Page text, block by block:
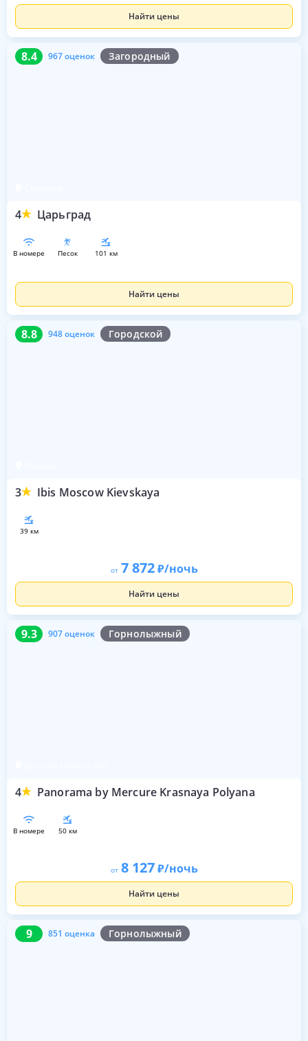
Найти цены
8.4 967 оценок Загородный
4 Царьград
8.4 967 оценок
в номере песок 101 км
Найти цены
8.8 948 оценок Городской
3 Ibis Moscow Kievskaya
8.8 948 оценок
39 км
от 7 872 /ночь
Найти цены
9.3 907 оценок Горнолыжный
4 Panorama by Mercure Krasnaya Polyana
9.3 907 оценок
в номере 50 км
от 8 127 /ночь
Найти цены
9 851 оценка Горнолыжный
9 851 оценка